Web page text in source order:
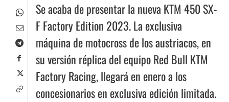
Se acaba de presentar la nueva KTM 450 SX-
F Factory Edition 2023. La exclusiva
máquina de motocross de los austriacos, en
su versión réplica del equipo Red Bull KTM
Factory Racing, llegará en enero a los
concesionarios en exclusiva edición limitada.